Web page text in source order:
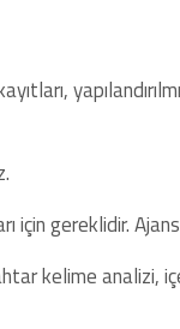
gereklidir.
kelime